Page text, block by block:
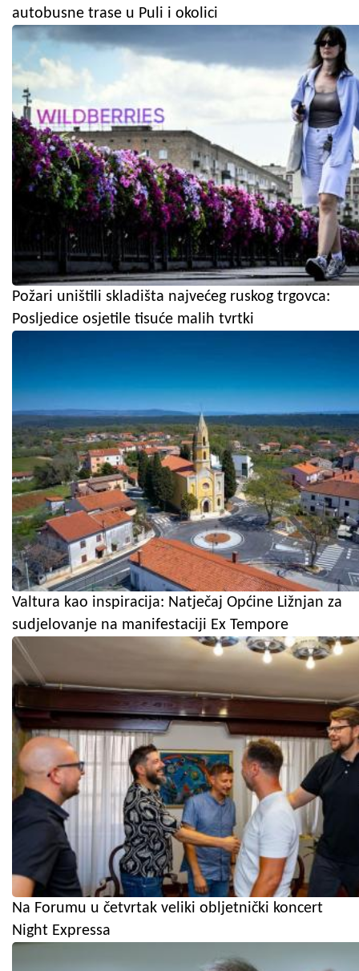
autobusne trase u Puli i okolici
Požari uništili skladišta najvećeg ruskog trgovca:
Posljedice osjetile tisuće malih tvrtki
Valtura kao inspiracija: Natječaj Općine Ližnjan za
sudjelovanje na manifestaciji Ex Tempore
Na Forumu u četvrtak veliki obljetnički koncert
Night Expressa